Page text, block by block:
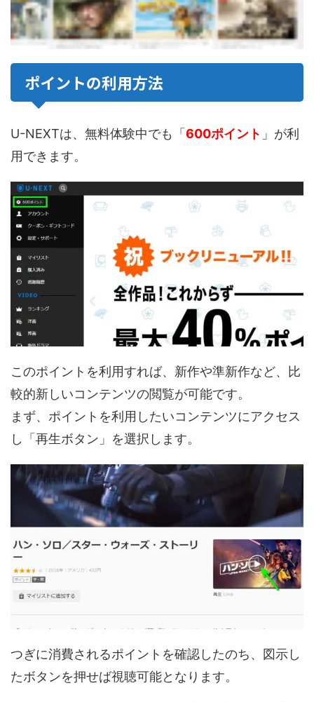
ポイントの利用方法
U-NEXTは、無料体験中でも「 600ポイント 」が利
用できます。
このポイントを利用すれば、新作や準新作など、比
較的新しいコンテンツの閲覧が可能です。
まず、ポイントを利用したいコンテンツにアクセス
し「再生ボタン」を選択します。
つぎに消費されるポイントを確認したのち、図示し
たボタンを押せば視聴可能となります。